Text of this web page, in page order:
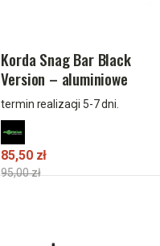
Korda Snag Bar Black
Version – aluminiowe
zabezpieczenie
wędziska przy łowieniu
w zaczepach
termin realizacji 5-7 dni.
85,50 zł
95,00 zł